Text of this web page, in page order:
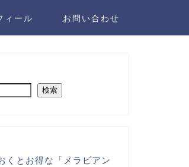
ィール お問い合わせ
検索
くとお得な「メラビアン